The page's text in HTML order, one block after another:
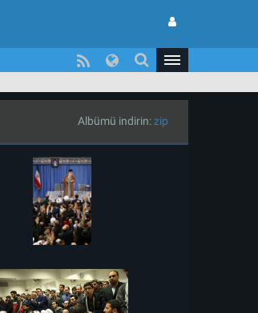
Albümü indirin:zip